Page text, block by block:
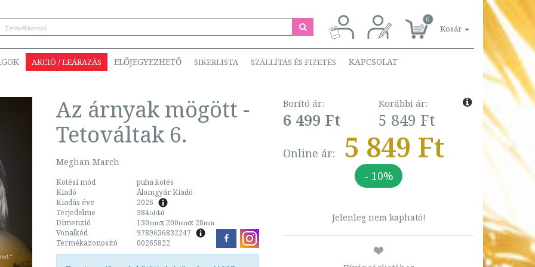
0
Kosár
AKCIÓ / LEÁRAZÁS ELŐJEGYEZHETŐ SIKERLISTA SZÁLLÍTÁS ÉS FIZETÉS KAPCSOLAT
Az árnyak mögött -
Tetováltak 6.
Meghan March
Kötési mód
puha kötés
Kiadó
Álomgyár Kiadó
Kiadás éve
2026
Terjedelme
384oldal
Dimenzió 130mmx 200mmx 28mm
Vonalkód
9789636832247
Termékazonosító
00265822
Borító ár:
6 499 Ft
Korábbi ár:
5 849 Ft
Online ár: 5 849 Ft
- 10%
Jelenleg nem kapható!